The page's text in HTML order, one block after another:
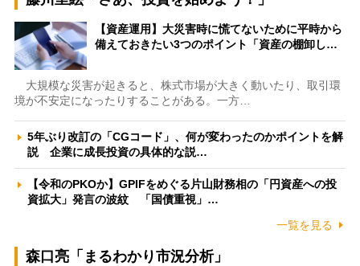
【資産運用】大災害時に慌てないために平時から
備えておきたい3つのポイント「資産の棚卸し…
大規模な災害が起きると、株式市場が大きく動いたり、取引環
境が不安定になったりすることがある。一方…
5年ぶり改訂の「CGコード」、何が変わったのかポイントを解
説 企業に成長投資の具体的な説…
【令和のPKOか】GPIFをめぐる片山財務相の「円資産への投
資拡大」発言の波紋 「国債重視」…
一覧を見る
森口亮「まるわかり市況分析」